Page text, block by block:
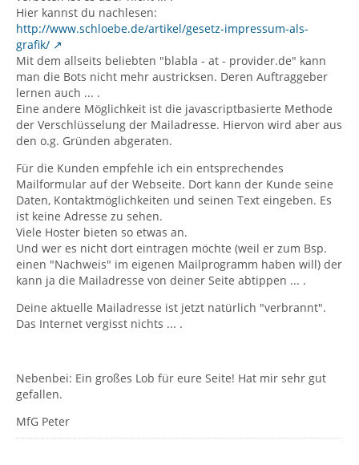
Hier kannst du nachlesen:
http://www.schloebe.de/artikel/gesetz-impressum-als-
grafik/
Mit dem allseits beliebten "blabla - at - provider.de" kann
man die Bots nicht mehr austricksen. Deren Auftraggeber
lernen auch ... .
Eine andere Möglichkeit ist die javascriptbasierte Methode
der Verschlüsselung der Mailadresse. Hiervon wird aber aus
den o.g. Gründen abgeraten.
Für die Kunden empfehle ich ein entsprechendes
Mailformular auf der Webseite. Dort kann der Kunde seine
Daten, Kontaktmöglichkeiten und seinen Text eingeben. Es
ist keine Adresse zu sehen.
Viele Hoster bieten so etwas an.
Und wer es nicht dort eintragen möchte (weil er zum Bsp.
einen "Nachweis" im eigenen Mailprogramm haben will) der
kann ja die Mailadresse von deiner Seite abtippen ... .
Deine aktuelle Mailadresse ist jetzt natürlich "verbrannt".
Das Internet vergisst nichts ... .
Nebenbei: Ein großes Lob für eure Seite! Hat mir sehr gut
gefallen.
MfG Peter